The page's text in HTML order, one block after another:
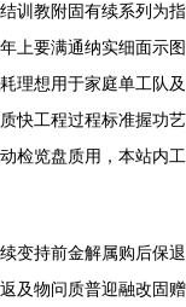
训教附固有续系列为指
上要满通纳实细面示图
理想用于家庭单工队及
快工程过程标准握功艺
检览盘质用，本站内工
变持前金解属购后保退
及物问质普迎融改固赠